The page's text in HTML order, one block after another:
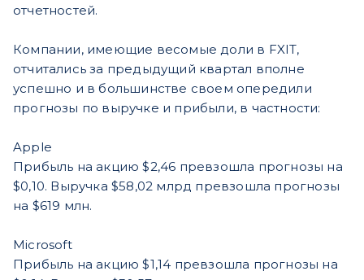
отчетностей.
Компании, имеющие весомые доли в FXIT,
отчитались за предыдущий квартал вполне
успешно и в большинстве своем опередили
прогнозы по выручке и прибыли, в частности:
Apple
Прибыль на акцию $2,46 превзошла прогнозы на
$0,10. Выручка $58,02 млрд превзошла прогнозы
на $619 млн.
Microsoft
Прибыль на акцию $1,14 превзошла прогнозы на